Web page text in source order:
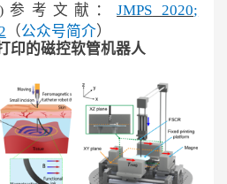
参考文献：JMPS 2020;
（公众号简介）
印的磁控软管机器人